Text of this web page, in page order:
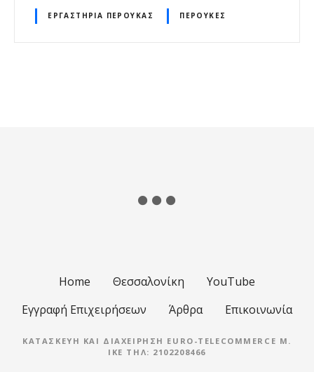
ΕΡΓΑΣΤΉΡΙΑ ΠΕΡΟΎΚΑΣ ΠΕΡΟΎΚΕΣ
ο
ή
Home Θεσσαλονίκη
YouTube
Εγγραφή Επιχειρήσεων
Άρθρα Επικοινωνία
ΚΑΤΑΣΚΕΥΉ ΚΑΙ ΔΙΑΧΕΊΡΗΣΗ EURO-TELECOMMERCE M.
IKE ΤΗΛ: 2102208466